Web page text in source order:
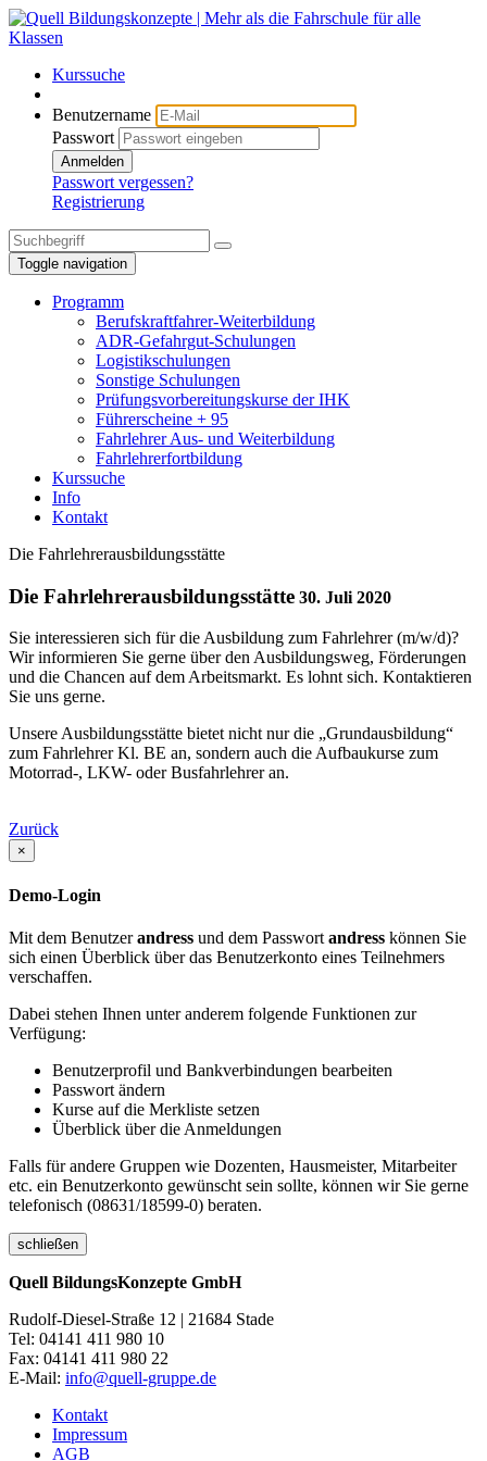
Kurssuche
Benutzername
Passwort
Anmelden
Passwort vergessen?
Registrierung
Toggle navigation
Programm
Berufskraftfahrer-Weiterbildung
ADR-Gefahrgut-Schulungen
Logistikschulungen
Sonstige Schulungen
Prüfungsvorbereitungskurse der IHK
Führerscheine + 95
Fahrlehrer Aus- und Weiterbildung
Fahrlehrerfortbildung
Kurssuche
Info
Kontakt
Die Fahrlehrerausbildungsstätte
Die Fahrlehrerausbildungsstätte 30. Juli 2020
Sie interessieren sich für die Ausbildung zum Fahrlehrer (m/w/d)?
Wir informieren Sie gerne über den Ausbildungsweg, Förderungen
und die Chancen auf dem Arbeitsmarkt. Es lohnt sich. Kontaktieren
Sie uns gerne.
Unsere Ausbildungsstätte bietet nicht nur die „Grundausbildung“
zum Fahrlehrer Kl. BE an, sondern auch die Aufbaukurse zum
Motorrad-, LKW- oder Busfahrlehrer an.
Zurück
×
Demo-Login
Mit dem Benutzerandress und dem Passwort andress können Sie
sich einen Überblick über das Benutzerkonto eines Teilnehmers
verschaffen.
Dabei stehen Ihnen unter anderem folgende Funktionen zur
Verfügung:
Benutzerprofil und Bankverbindungen bearbeiten
Passwort ändern
Kurse auf die Merkliste setzen
Überblick über die Anmeldungen
Falls für andere Gruppen wie Dozenten, Hausmeister, Mitarbeiter
etc. ein Benutzerkonto gewünscht sein sollte, können wir Sie gerne
telefonisch (08631/18599-0) beraten.
schließen
Quell BildungsKonzepte GmbH
Rudolf-Diesel-Straße 12 | 21684 Stade
Tel: 04141 411 980 10
Fax: 04141 411 980 22
E-Mail: info@quell-gruppe.de
Kontakt
Impressum
AGB